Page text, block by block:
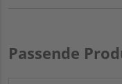
Passende